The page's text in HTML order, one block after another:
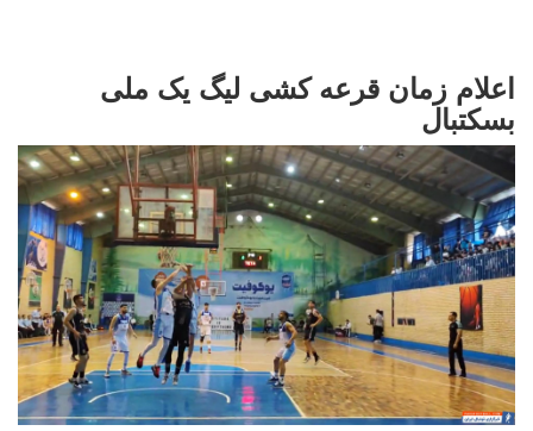
اعلام زمان قرعه کشی لیگ یک ملی
بسکتبال